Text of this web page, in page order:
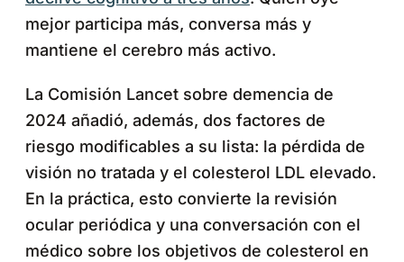
mejor participa más, conversa más y
mantiene el cerebro más activo.
La Comisión Lancet sobre demencia de
2024 añadió, además, dos factores de
riesgo modificables a su lista: la pérdida de
visión no tratada y el colesterol LDL elevado.
En la práctica, esto convierte la revisión
ocular periódica y una conversación con el
médico sobre los objetivos de colesterol en